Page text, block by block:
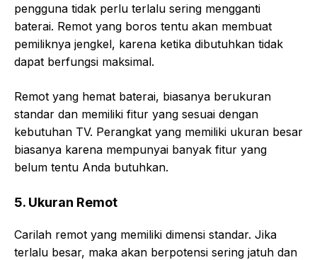
pengguna tidak perlu terlalu sering mengganti
baterai. Remot yang boros tentu akan membuat
pemiliknya jengkel, karena ketika dibutuhkan tidak
dapat berfungsi maksimal.
Remot yang hemat baterai, biasanya berukuran
standar dan memiliki fitur yang sesuai dengan
kebutuhan TV. Perangkat yang memiliki ukuran besar
biasanya karena mempunyai banyak fitur yang
belum tentu Anda butuhkan.
5. Ukuran Remot
Carilah remot yang memiliki dimensi standar. Jika
terlalu besar, maka akan berpotensi sering jatuh dan